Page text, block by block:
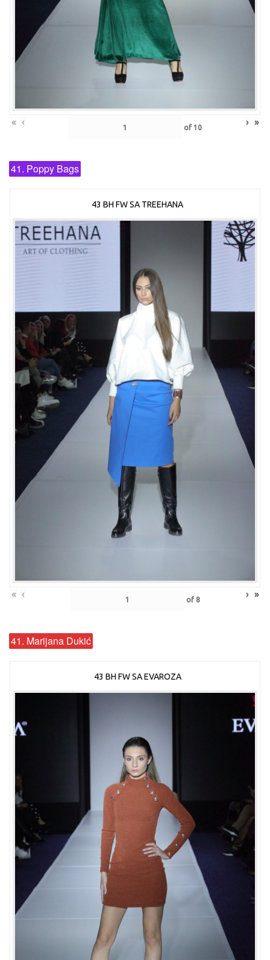
« ‹ of 10 › »
41. Poppy Bags
43 BH FW SA TREEHANA
« ‹ of 8 › »
41. Marijana Dukić
43 BH FW SA EVAROZA